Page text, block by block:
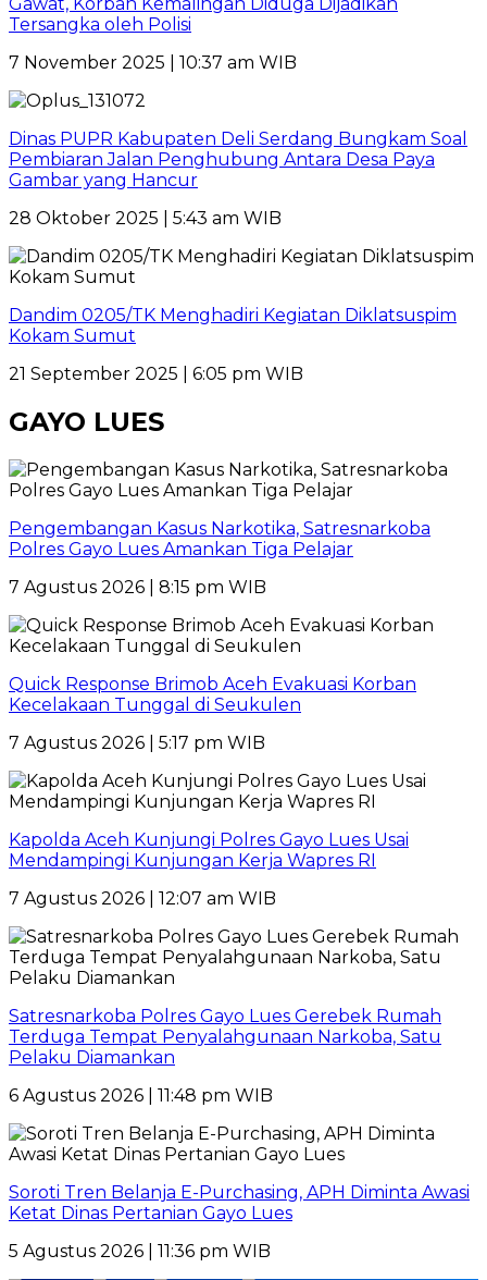
Tersangka oleh Polisi
7 November 2025 | 10:37 am WIB
Dinas PUPR Kabupaten Deli Serdang Bungkam Soal
Pembiaran Jalan Penghubung Antara Desa Paya
Gambar yang Hancur
28 Oktober 2025 | 5:43 am WIB
Dandim 0205/TK Menghadiri Kegiatan Diklatsuspim
Kokam Sumut
21 September 2025 | 6:05 pm WIB
GAYO LUES
Pengembangan Kasus Narkotika, Satresnarkoba
Polres Gayo Lues Amankan Tiga Pelajar
7 Agustus 2026 | 8:15 pm WIB
Quick Response Brimob Aceh Evakuasi Korban
Kecelakaan Tunggal di Seukulen
7 Agustus 2026 | 5:17 pm WIB
Kapolda Aceh Kunjungi Polres Gayo Lues Usai
Mendampingi Kunjungan Kerja Wapres RI
7 Agustus 2026 | 12:07 am WIB
Satresnarkoba Polres Gayo Lues Gerebek Rumah
Terduga Tempat Penyalahgunaan Narkoba, Satu
Pelaku Diamankan
6 Agustus 2026 | 11:48 pm WIB
Soroti Tren Belanja E-Purchasing, APH Diminta Awasi
Ketat Dinas Pertanian Gayo Lues
5 Agustus 2026 | 11:36 pm WIB